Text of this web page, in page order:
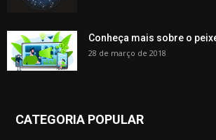
Conheça mais sobre o
28 de março de 2018
CATEGORIA POPULAR